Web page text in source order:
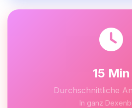
15 Min
Durchschnittliche
In ganz